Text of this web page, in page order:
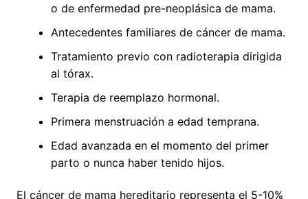
o de enfermedad pre-neoplásica de mama.
Antecedentes familiares de cáncer de mama.
Tratamiento previo con radioterapia dirigida
al tórax.
Terapia de reemplazo hormonal.
Primera menstruación a edad temprana.
Edad avanzada en el momento del primer
parto o nunca haber tenido hijos.
El cáncer de mama hereditario representa el 5-10%